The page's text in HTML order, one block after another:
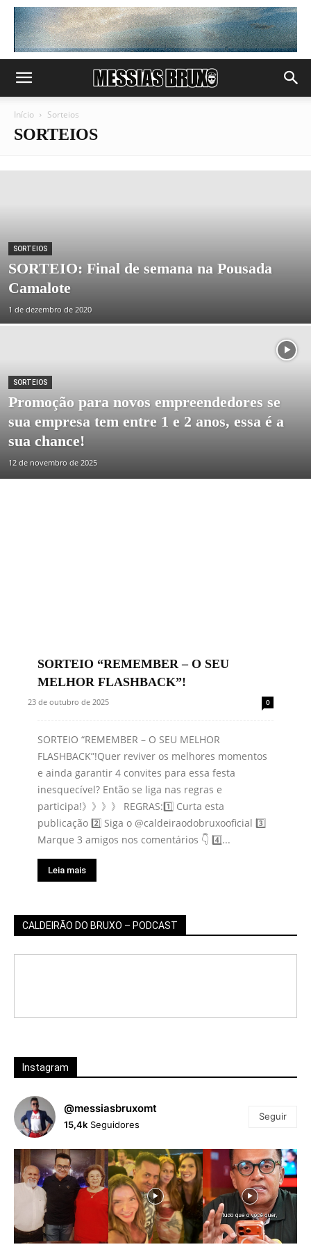
Início Sorteios
SORTEIOS
SORTEIOS
SORTEIO: Final de semana na Pousada
Camalote
1 de dezembro de 2020
SORTEIOS
Promoção para novos empreendedores se
sua empresa tem entre 1 e 2 anos, essa é a
sua chance!
12 de novembro de 2025
SORTEIO “REMEMBER – O SEU
MELHOR FLASHBACK”!
23 de outubro de 2025 0
SORTEIO “REMEMBER – O SEU MELHOR
FLASHBACK”!Quer reviver os melhores momentos
e ainda garantir 4 convites para essa festa
inesquecível? Então se liga nas regras e
participa!》》》》 REGRAS:1️⃣ Curta esta
publicação 2️⃣ Siga o @caldeiraodobruxooficial 3️⃣
Marque 3 amigos nos comentários 👇 4️⃣...
Leia mais
CALDEIRÃO DO BRUXO – PODCAST
Instagram
@messiasbruxomt
15,4k Seguidores
Seguir